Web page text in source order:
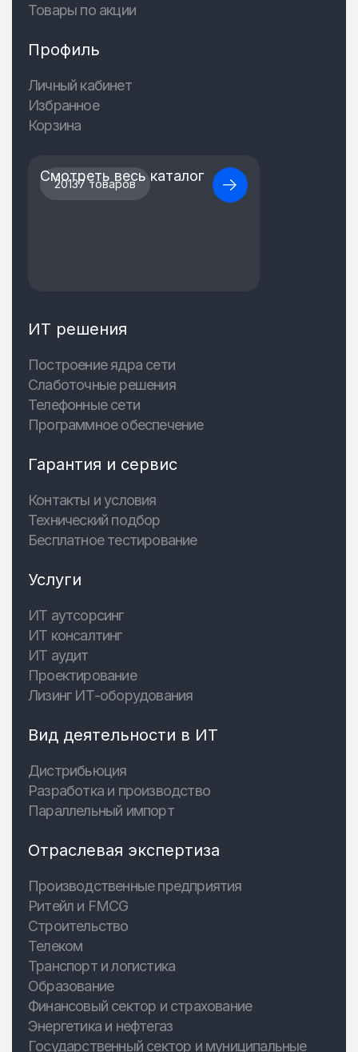
Товары по акции
Профиль
Личный кабинет
Избранное
Корзина
20137 товаров
Смотреть весь каталог
ИТ решения
Построение ядра сети
Слаботочные решения
Телефонные сети
Программное обеспечение
Гарантия и сервис
Контакты и условия
Технический подбор
Бесплатное тестирование
Услуги
ИТ аутсорсинг
ИТ консалтинг
ИТ аудит
Проектирование
Лизинг ИТ-оборудования
Вид деятельности в ИТ
Дистрибьюция
Разработка и производство
Параллельный импорт
Отраслевая экспертиза
Производственные предприятия
Ритейл и FMCG
Строительство
Телеком
Транспорт и логистика
Образование
Финансовый сектор и страхование
Энергетика и нефтегаз
Государственный сектор и муниципальные